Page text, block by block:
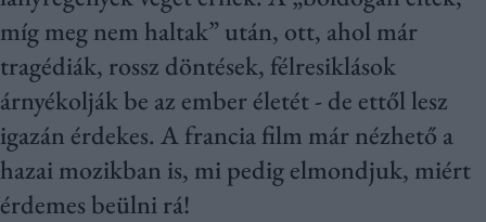
míg meg nem haltak” után, ott, ahol már
tragédiák, rossz döntések, félresiklások
árnyékolják be az ember életét - de ettől lesz
igazán érdekes. A francia film már nézhető a
hazai mozikban is, mi pedig elmondjuk, miért
érdemes beülni rá!